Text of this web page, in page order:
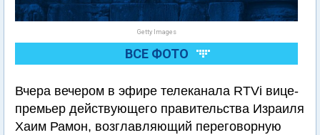
Getty Images
ВСЕ ФОТО
Вчера вечером в эфире телеканала RTVi вице-
премьер действующего правительства Израиля
Хаим Рамон, возглавляющий переговорную